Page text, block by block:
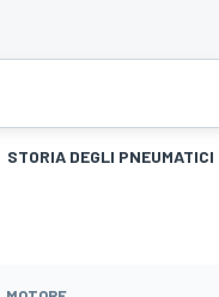
STORIA DEGLI PNEUMATICI